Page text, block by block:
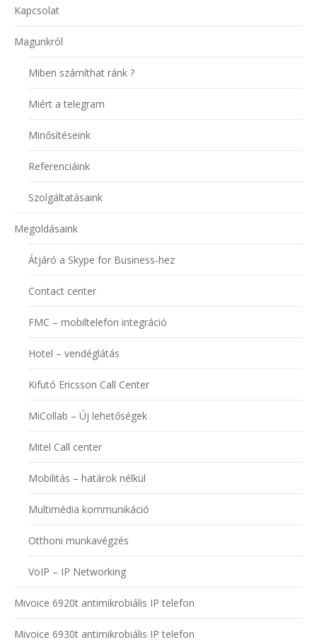
Kapcsolat
Magunkról
Miben számíthat ránk ?
Miért a telegram
Minősítéseink
Referenciáink
Szolgáltatásaink
Megoldásaink
Átjáró a Skype for Business-hez
Contact center
FMC – mobiltelefon integráció
Hotel – vendéglátás
Kifutó Ericsson Call Center
MiCollab – Új lehetőségek
Mitel Call center
Mobilitás – határok nélkül
Multimédia kommunikáció
Otthoni munkavégzés
VoIP – IP Networking
Mivoice 6920t antimikrobiális IP telefon
Mivoice 6930t antimikrobiális IP telefon